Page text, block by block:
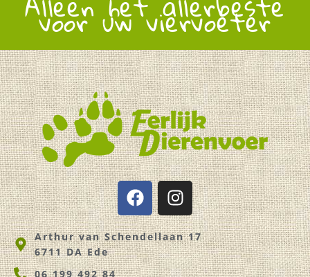
voor uw viervoeter
F
a
c
e
b
I
n
s
t
a
Arthur van Schendellaan 17
6711 DA Ede
06 199 492 84